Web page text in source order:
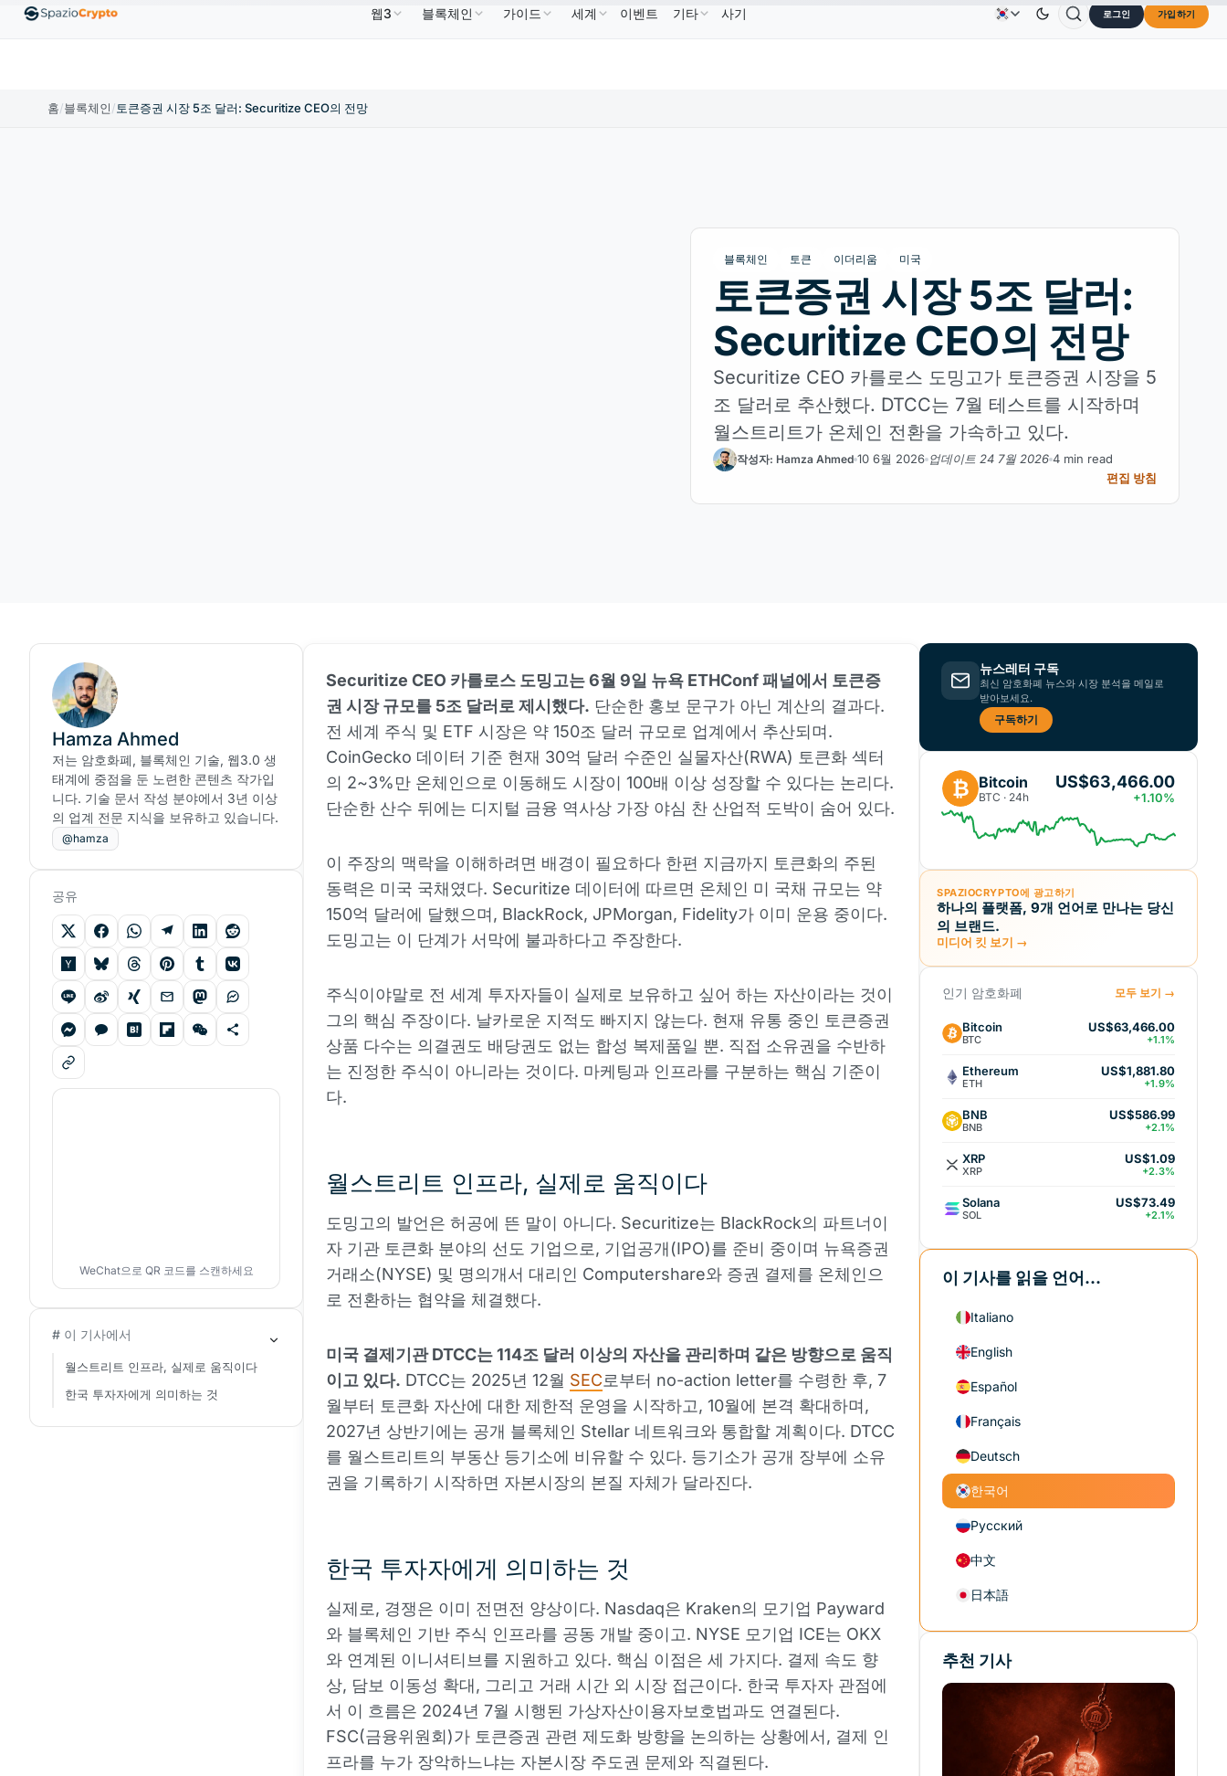
↑1.10% EthereumETH ↑0.00% BNBBNBUS$586.64↑2.10% USDCUSDC US$0.9995 ↑0.00% XRPXRP TRON TRXUS$0.3264↓0.30% Dogecoin
문의하기회사 소개
웹3 블록체인 가이드 세계 이벤트 기타 사기 로그인 가입하기
홈/블록체인/토큰증권 시장 5조 달러: Securitize CEO의 전망
블록체인 토큰 이더리움 미국
토큰증권 시장 5조 달러:
Securitize CEO의 전망
Securitize CEO 카를로스 도밍고가 토큰증권 시장을 5
조 달러로 추산했다. DTCC는 7월 테스트를 시작하며
월스트리트가 온체인 전환을 가속하고 있다.
작성자: Hamza Ahmed 10 6월 2026 업데이트 24 7월 2026 4 min read
편집 방침
Securitize CEO 카를로스 도밍고는 6월 9일 뉴욕 ETHConf 패널에서 토큰증
권 시장 규모를 5조 달러로 제시했다. 단순한 홍보 문구가 아닌 계산의 결과다.
전 세계 주식 및 ETF 시장은 약 150조 달러 규모로 업계에서 추산되며.
CoinGecko 데이터 기준 현재 30억 달러 수준인 실물자산(RWA) 토큰화 섹터
의 2~3%만 온체인으로 이동해도 시장이 100배 이상 성장할 수 있다는 논리다.
단순한 산수 뒤에는 디지털 금융 역사상 가장 야심 찬 산업적 도박이 숨어 있다.
이 주장의 맥락을 이해하려면 배경이 필요하다 한편 지금까지 토큰화의 주된
동력은 미국 국채였다. Securitize 데이터에 따르면 온체인 미 국채 규모는 약
150억 달러에 달했으며, BlackRock, JPMorgan, Fidelity가 이미 운용 중이다.
도밍고는 이 단계가 서막에 불과하다고 주장한다.
주식이야말로 전 세계 투자자들이 실제로 보유하고 싶어 하는 자산이라는 것이
그의 핵심 주장이다. 날카로운 지적도 빠지지 않는다. 현재 유통 중인 토큰증권
상품 다수는 의결권도 배당권도 없는 합성 복제품일 뿐. 직접 소유권을 수반하
는 진정한 주식이 아니라는 것이다. 마케팅과 인프라를 구분하는 핵심 기준이
다.
월스트리트 인프라, 실제로 움직이다
도밍고의 발언은 허공에 뜬 말이 아니다. Securitize는 BlackRock의 파트너이
자 기관 토큰화 분야의 선도 기업으로, 기업공개(IPO)를 준비 중이며 뉴욕증권
거래소(NYSE) 및 명의개서 대리인 Computershare와 증권 결제를 온체인으
로 전환하는 협약을 체결했다.
미국 결제기관 DTCC는 114조 달러 이상의 자산을 관리하며 같은 방향으로 움직
이고 있다. DTCC는 2025년 12월 SEC로부터 no-action letter를 수령한 후, 7
월부터 토큰화 자산에 대한 제한적 운영을 시작하고, 10월에 본격 확대하며,
2027년 상반기에는 공개 블록체인 Stellar 네트워크와 통합할 계획이다. DTCC
를 월스트리트의 부동산 등기소에 비유할 수 있다. 등기소가 공개 장부에 소유
권을 기록하기 시작하면 자본시장의 본질 자체가 달라진다.
한국 투자자에게 의미하는 것
실제로, 경쟁은 이미 전면전 양상이다. Nasdaq은 Kraken의 모기업 Payward
와 블록체인 기반 주식 인프라를 공동 개발 중이고. NYSE 모기업 ICE는 OKX
와 연계된 이니셔티브를 지원하고 있다. 핵심 이점은 세 가지다. 결제 속도 향
상, 담보 이동성 확대, 그리고 거래 시간 외 시장 접근이다. 한국 투자자 관점에
서 이 흐름은 2024년 7월 시행된 가상자산이용자보호법과도 연결된다.
FSC(금융위원회)가 토큰증권 관련 제도화 방향을 논의하는 상황에서, 결제 인
프라를 누가 장악하느냐는 자본시장 주도권 문제와 직결된다.
Hamza Ahmed
저는 암호화폐, 블록체인 기술, 웹3.0 생
태계에 중점을 둔 노련한 콘텐츠 작가입
니다. 기술 문서 작성 분야에서 3년 이상
의 업계 전문 지식을 보유하고 있습니다.
@hamza
공유
WeChat으로 QR 코드를 스캔하세요
# 이 기사에서
월스트리트 인프라, 실제로 움직이다
한국 투자자에게 의미하는 것
뉴스레터 구독
최신 암호화폐 뉴스와 시장 분석을 메일로
받아보세요.
구독하기
₿ Bitcoin
BTC · 24h
US$63,466.00
+1.10%
SPAZIOCRYPTO에 광고하기
하나의 플랫폼, 9개 언어로 만나는 당신
의 브랜드.
미디어 킷 보기 →
인기 암호화폐 모두 보기 →
Bitcoin
BTC
US$63,466.00
+1.1%
Ethereum
ETH
US$1,881.80
+1.9%
BNB
BNB
US$586.99
+2.1%
XRP
XRP
US$1.09
+2.3%
Solana
SOL
US$73.49
+2.1%
이 기사를 읽을 언어...
Italiano
English
Español
Français
Deutsch
한국어
Русский
中文
日本語
추천 기사